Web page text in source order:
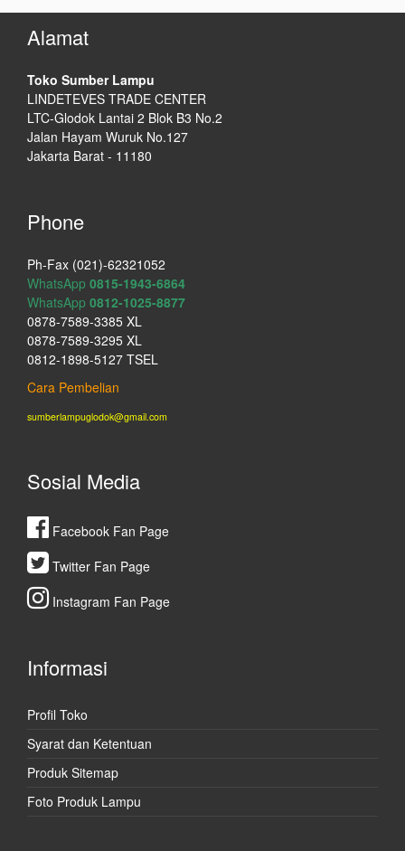
Alamat
Toko Sumber Lampu
LINDETEVES TRADE CENTER
LTC-Glodok Lantai 2 Blok B3 No.2
Jalan Hayam Wuruk No.127
Jakarta Barat - 11180
Phone
Ph-Fax (021)-62321052
WhatsApp 0815-1943-6864
WhatsApp 0812-1025-8877
0878-7589-3385 XL
0878-7589-3295 XL
0812-1898-5127 TSEL
Cara Pembelian
sumberlampuglodok@gmail.com
Sosial Media
Facebook Fan Page
Twitter Fan Page
Instagram Fan Page
Informasi
Profil Toko
Syarat dan Ketentuan
Produk Sitemap
Foto Produk Lampu